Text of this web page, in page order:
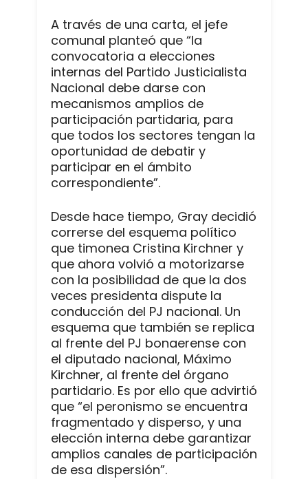
A través de una carta, el jefe
comunal planteó que “la
convocatoria a elecciones
internas del Partido Justicialista
Nacional debe darse con
mecanismos amplios de
participación partidaria, para
que todos los sectores tengan la
oportunidad de debatir y
participar en el ámbito
correspondiente”.
Desde hace tiempo, Gray decidió
correrse del esquema político
que timonea Cristina Kirchner y
que ahora volvió a motorizarse
con la posibilidad de que la dos
veces presidenta dispute la
conducción del PJ nacional. Un
esquema que también se replica
al frente del PJ bonaerense con
el diputado nacional, Máximo
Kirchner, al frente del órgano
partidario. Es por ello que advirtió
que “el peronismo se encuentra
fragmentado y disperso, y una
elección interna debe garantizar
amplios canales de participación
de esa dispersión”.